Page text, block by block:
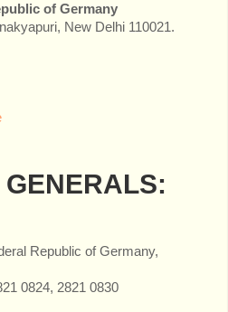
of Germany
New Delhi 110021.
Republic of Germany,
0824, 2821 0830